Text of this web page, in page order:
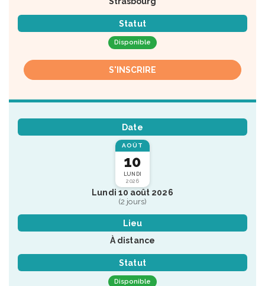
Statut
Disponible
S'INSCRIRE
Date
AOÛT
10
LUNDI
2026
Lundi 10 août 2026
(2 jours)
Lieu
À distance
Statut
Disponible